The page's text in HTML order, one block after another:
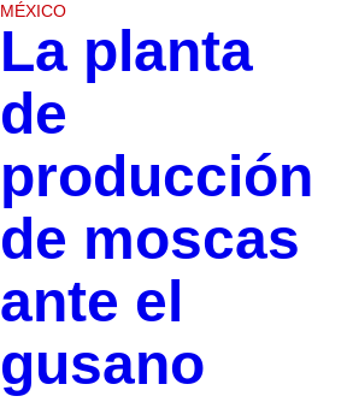
MÉXICO
La planta
de
producción
de moscas
ante el
gusano